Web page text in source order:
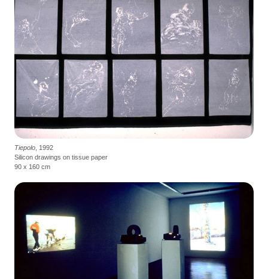
Tiepolo , 1992
Silicon drawings on tissue paper
90 x 160 cm